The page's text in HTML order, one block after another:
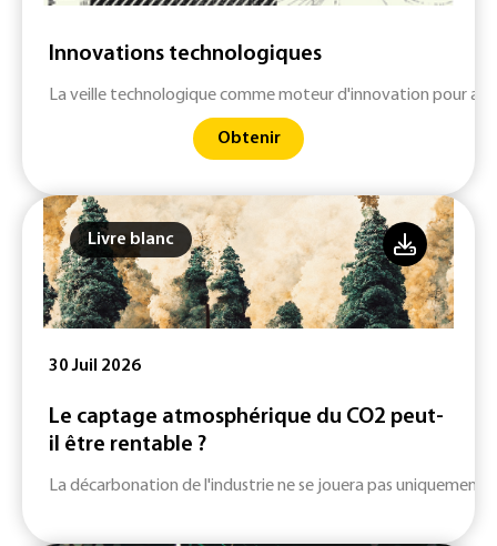
Innovations technologiques
La veille technologique comme moteur d'innovation pour
Obtenir
Livre blanc
30 Juil 2026
Le captage atmosphérique du CO2 peut-
il être rentable ?
La décarbonation de l'industrie ne se jouera pas uniquement